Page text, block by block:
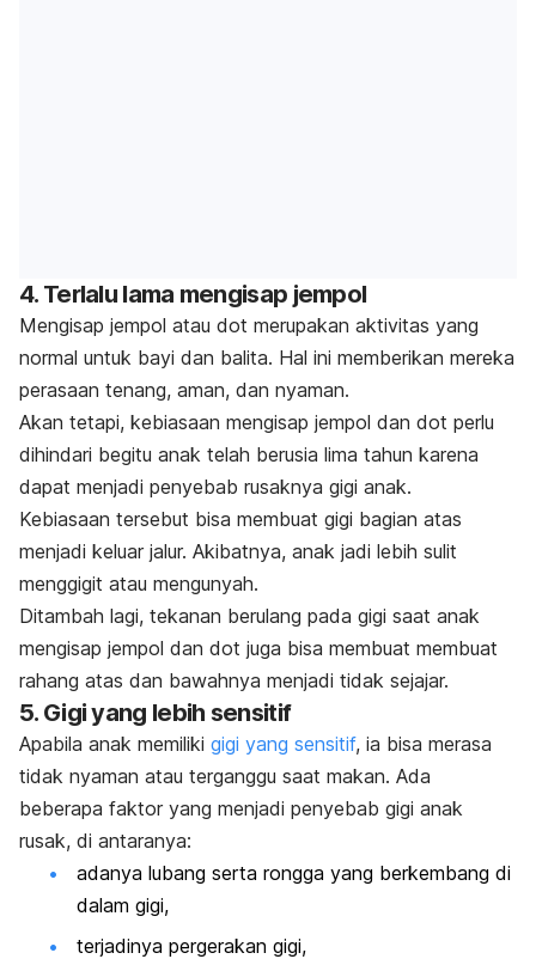
4. Terlalu lama mengisap jempol
Mengisap jempol atau dot merupakan aktivitas yang
normal untuk bayi dan balita. Hal ini memberikan mereka
perasaan tenang, aman, dan nyaman.
Akan tetapi, kebiasaan mengisap jempol dan dot perlu
dihindari begitu anak telah berusia lima tahun karena
dapat menjadi penyebab rusaknya gigi anak.
Kebiasaan tersebut bisa membuat gigi bagian atas
menjadi keluar jalur. Akibatnya, anak jadi lebih sulit
menggigit atau mengunyah.
Ditambah lagi, tekanan berulang pada gigi saat anak
mengisap jempol dan dot juga bisa membuat membuat
rahang atas dan bawahnya menjadi tidak sejajar.
5. Gigi yang lebih sensitif
Apabila anak memiliki gigi yang sensitif, ia bisa merasa
tidak nyaman atau terganggu saat makan. Ada
beberapa faktor yang menjadi penyebab gigi anak
rusak, di antaranya:
adanya lubang serta rongga yang berkembang di
dalam gigi,
terjadinya pergerakan gigi,